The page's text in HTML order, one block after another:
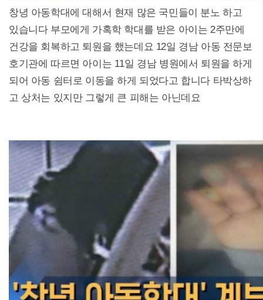
창녕 아동학대에 대해서 현재 많은 국민들이 분노 하고
있습니다 부모에게 가혹학 학대를 받은 아이는 2주만에
건강을 회복하고 퇴원을 했는데요 12일 경남 아동 전문보
호기관에 따르면 아이는 11일 경남 병원에서 퇴원을 하게
되어 아동 쉼터로 이동을 하게 되었다고 합니다 타박상하
고 상처는 있지만 그렇게 큰 피해는 아닌데요